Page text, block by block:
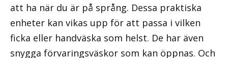
att ha när du är på språng. Dessa praktiska
enheter kan vikas upp för att passa i vilken
ficka eller handväska som helst. De har även
snygga förvaringsväskor som kan öppnas. Och